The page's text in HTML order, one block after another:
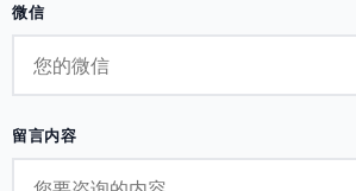
微信
留言内容